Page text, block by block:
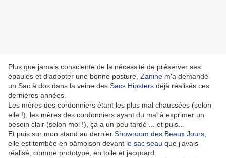
Plus que jamais consciente de la nécessité de préserver ses
épaules et d'adopter une bonne posture, Zanine m'a demandé
un Sac à dos dans la veine des Sacs Hipsters déjà réalisés ces
dernières années.
Les mères des cordonniers étant les plus mal chaussées (selon
elle !), les mères des cordonniers ayant du mal à exprimer un
besoin clair (selon moi !), ça a un peu tardé ... et puis...
Et puis sur mon stand au dernier Showroom des Beaux Jours
elle est tombée en pâmoison devant le sac seau que j'avais
réalisé, comme prototype, en toile et jacquard.